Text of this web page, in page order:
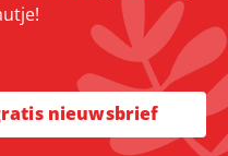
nieuwsbrief